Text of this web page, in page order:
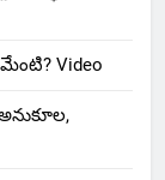
Video